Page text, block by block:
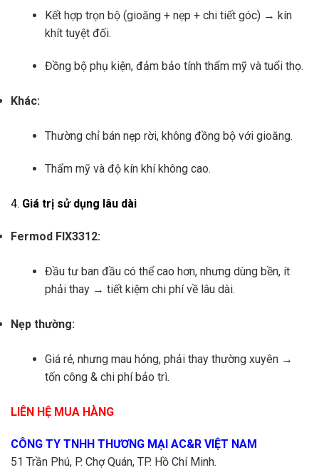
Kết hợp trọn bộ (gioăng + nẹp + chi tiết góc) → kín
khít tuyệt đối.
Đồng bộ phụ kiện, đảm bảo tính thẩm mỹ và tuổi thọ.
Khác:
Thường chỉ bán nẹp rời, không đồng bộ với gioăng.
Thẩm mỹ và độ kín khí không cao.
4. Giá trị sử dụng lâu dài
Fermod FIX3312:
Đầu tư ban đầu có thể cao hơn, nhưng dùng bền, ít
phải thay → tiết kiệm chi phí về lâu dài.
Nẹp thường:
Giá rẻ, nhưng mau hỏng, phải thay thường xuyên →
tốn công & chi phí bảo trì.
LIÊN HỆ MUA HÀNG
CÔNG TY TNHH THƯƠNG MẠI AC&R VIỆT NAM
51 Trần Phú, P. Chợ Quán, TP. Hồ Chí Minh.